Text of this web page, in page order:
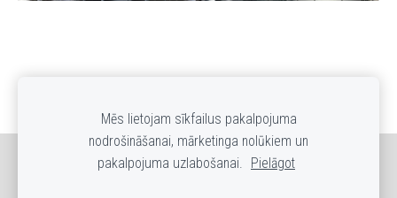
Sīkdatnes
Mēs lietojam sīkfailus pakalpojuma
nodrošināšanai, mārketinga nolūkiem un
pakalpojuma uzlabošanai. Pielāgot